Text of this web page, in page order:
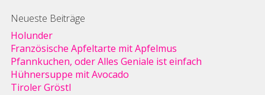
Neueste Beiträge
Holunder
Französische Apfeltarte mit Apfelmus
Pfannkuchen, oder Alles Geniale ist einfach
Hühnersuppe mit Avocado
Tiroler Gröstl